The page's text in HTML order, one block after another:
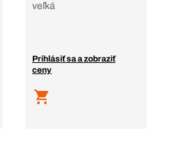
veľká
Prihlásiť sa a zobraziť
ceny